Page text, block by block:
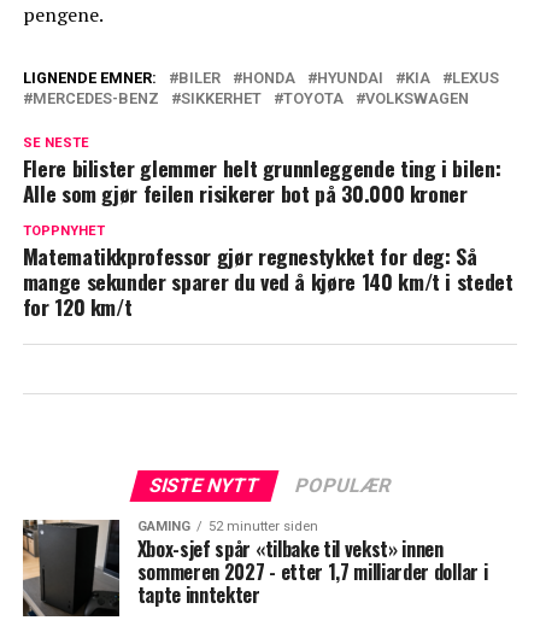
pengene.
LIGNENDE EMNER: BILER HONDA HYUNDAI KIA
LEXUS
MERCEDES-BENZ
SIKKERHET TOYOTA VOLKSWAGEN
SE NESTE
Flere bilister glemmer helt grunnleggende ting i bilen:
Alle som gjør feilen risikerer bot på 30.000 kroner
TOPPNYHET
Matematikkprofessor gjør regnestykket for deg: Så
mange sekunder sparer du ved å kjøre 140 km/t i stedet
for 120 km/t
SISTE NYTT POPULÆR
GAMING 52 minutter siden
Xbox-sjef spår «tilbake til vekst» innen
sommeren 2027 - etter 1,7 milliarder dollar i
tapte inntekter